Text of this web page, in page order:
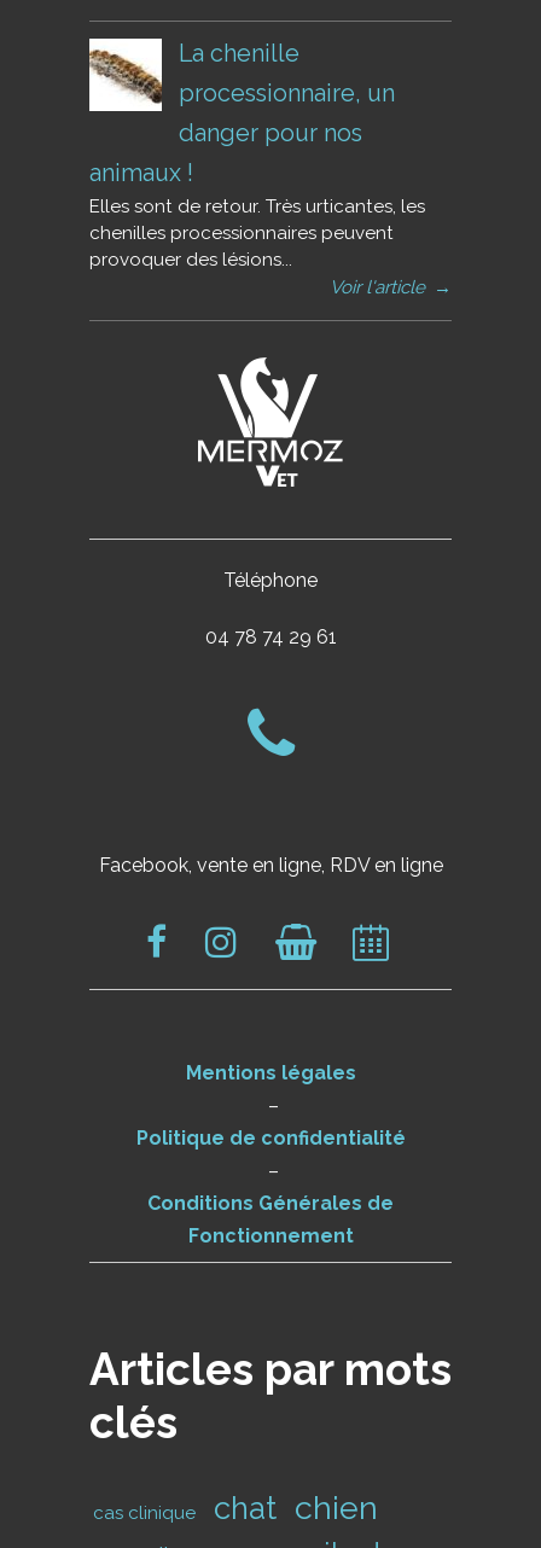
La chenille
processionnaire, un
danger pour nos
animaux !
Elles sont de retour. Très urticantes, les
chenilles processionnaires peuvent
provoquer des lésions...
Voir l'article →
Téléphone
04 78 74 29 61
Facebook, vente en ligne, RDV en ligne
Mentions légales
–
Politique de confidentialité
–
Conditions Générales de
Fonctionnement
Articles par mots
clés
cas clinique chat chien